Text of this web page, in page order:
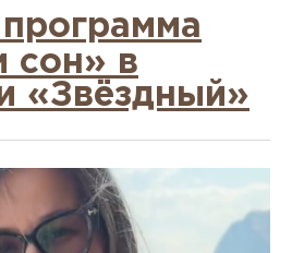
сон» в
«Звёздный»